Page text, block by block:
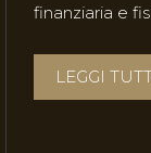
finanziaria e
LEGGI